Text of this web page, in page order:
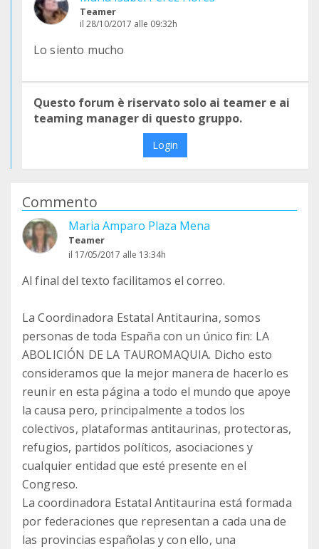
Teamer
il 28/10/2017 alle 09:32h
Lo siento mucho
Questo forum è riservato solo ai teamer e ai
teaming manager di questo gruppo.
Login
Commento
Maria Amparo Plaza Mena
Teamer
il 17/05/2017 alle 13:34h
Al final del texto facilitamos el correo.
La Coordinadora Estatal Antitaurina, somos
personas de toda España con un único fin: LA
ABOLICIÓN DE LA TAUROMAQUIA. Dicho esto
consideramos que la mejor manera de hacerlo es
reunir en esta página a todo el mundo que apoye
la causa pero, principalmente a todos los
colectivos, plataformas antitaurinas, protectoras,
refugios, partidos políticos, asociaciones y
cualquier entidad que esté presente en el
Congreso.
La coordinadora Estatal Antitaurina está formada
por federaciones que representan a cada una de
las provincias españolas y con ello, una